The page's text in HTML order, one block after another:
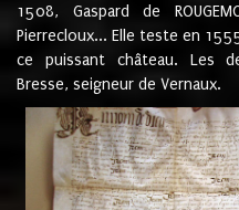
1508, Gaspard de
Pierrecloux... Elle teste en
ce puissant château. Les
Bresse, seigneur de Vernaux.